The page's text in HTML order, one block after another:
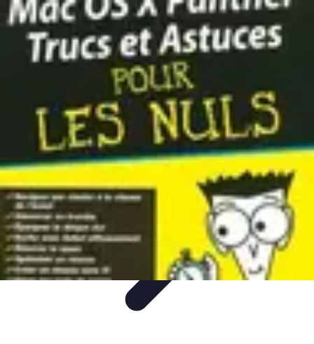
Volley Direct
Stratégies et Techniques Entraînement et Techniques
Techniques et
StratégiesEntraînement et TechniqueStratégies d'équipe